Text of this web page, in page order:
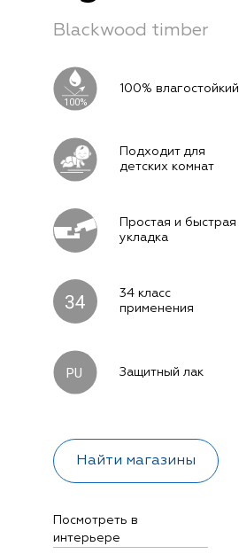
Blackwood timber
100%
100% влагостойкий
Подходит для
детских комнат
Простая и быстрая
укладка
34 класс
применения
PU Защитный лак
Найти магазины
Посмотреть в
интерьере